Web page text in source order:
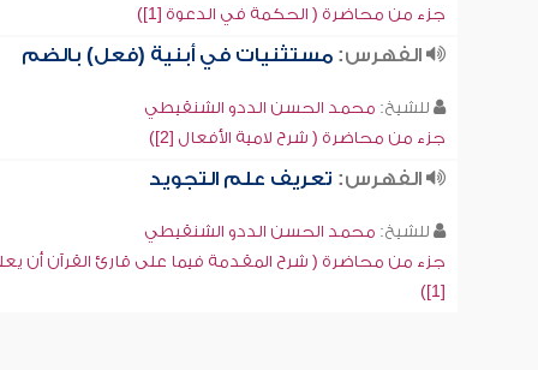
جزء من محاضرة ( الحكمة في الدعوة [1])
الفهرس:مستثنيات في أبنية (فعل) بالضم
للشيخ: محمد الحسن الددو الشنقيطي
جزء من محاضرة ( شرح لامية الأفعال [2])
الفهرس: تعريف علم التجويد
للشيخ: محمد الحسن الددو الشنقيطي
جزء من محاضرة ( شرح المقدمة فيما على قارئ القرآن أن
[1])